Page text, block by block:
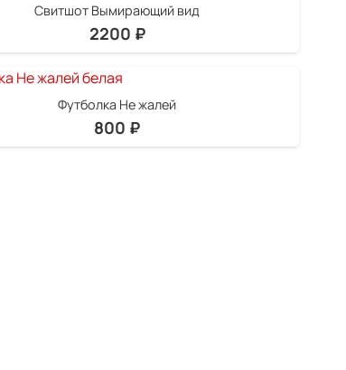
Свитшот Вымирающий вид
2200 ₽
Футболка Не жалей
800 ₽